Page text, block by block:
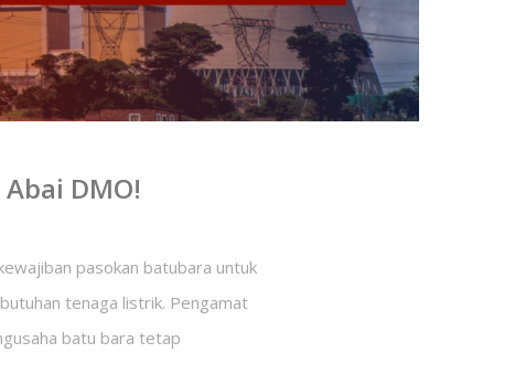
DMO!
pasokan batubara untuk
tenaga listrik. Pengamat
batu bara tetap